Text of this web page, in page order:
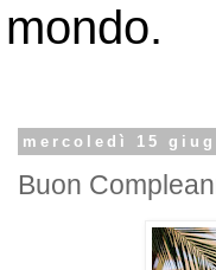
mondo.
mercoledì 15
Buon